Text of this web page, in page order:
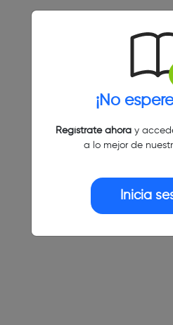
¡No
Regístrate ahoray
a lo mejor de
Inicia